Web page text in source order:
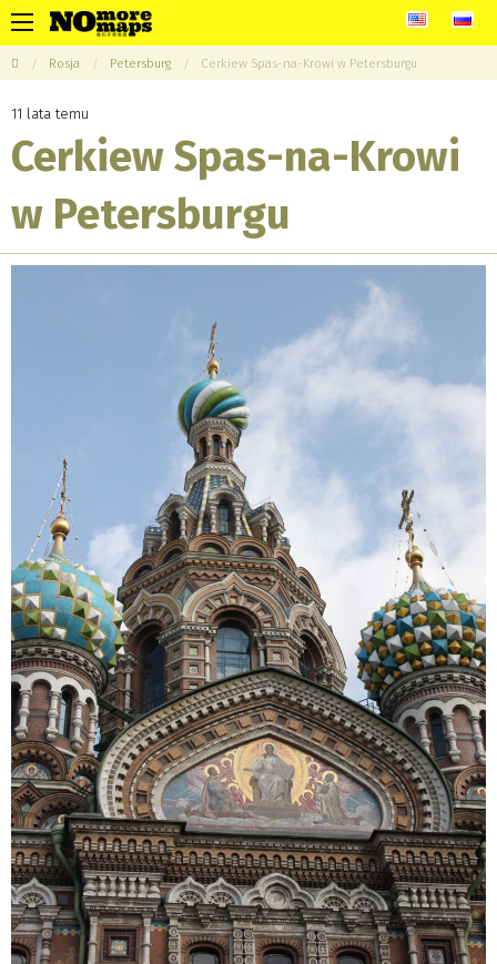
Rosja Petersburg Cerkiew Spas-na-Krowi w Petersburgu
11 lata temu
Cerkiew Spas-na-Krowi
w Petersburgu
This page can't load Google Maps correctly.
Do you own this website? OK